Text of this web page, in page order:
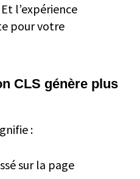
l’expérience
pour votre
CLS génère plus
:
sur la page